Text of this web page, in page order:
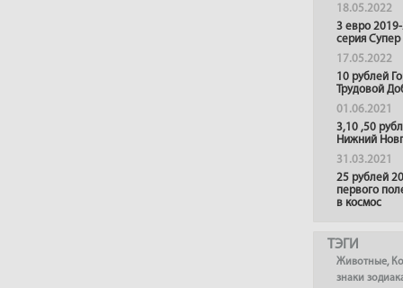
18.05.2022
3 евро
серия
17.05.2022
10 рублей
Трудовой
01.06.2021
3,10 ,50
Нижний
31.03.2021
25 рублей
первого
в космос
ТЭГИ
Животные,
знаки